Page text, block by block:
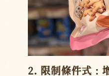
2. 限制條件式：